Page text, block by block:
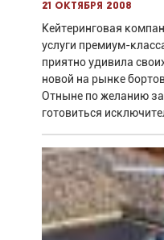
21 октября 2008
Кейтеринговая
услуги премиум-
приятно удивила
новой на рынке
Отныне по желанию
готовиться